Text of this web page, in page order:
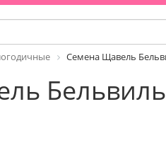
Семена Щавель